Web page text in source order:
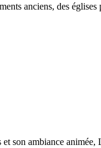
anciens, des églises
son ambiance